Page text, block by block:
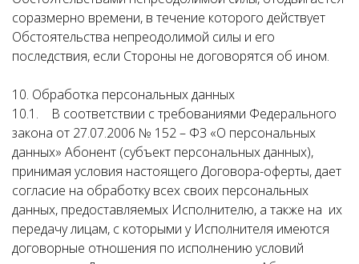
соразмерно времени, в течение которого действует
Обстоятельства непреодолимой силы и его
последствия, если Стороны не договорятся об ином.
10. Обработка персональных данных
10.1. В соответствии с требованиями Федерального
закона от 27.07.2006 № 152 – ФЗ «О персональных
данных» Абонент (субъект персональных данных),
принимая условия настоящего Договора-оферты, дает
согласие на обработку всех своих персональных
данных, предоставляемых Исполнителю, а также на их
передачу лицам, с которыми у Исполнителя имеются
договорные отношения по исполнению условий